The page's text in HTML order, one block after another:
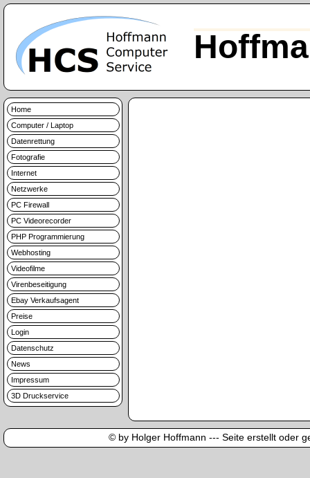
Home
Computer / Laptop
Datenrettung
Fotografie
Internet
Netzwerke
PC Firewall
PC Videorecorder
PHP Programmierung
Webhosting
Videofilme
Virenbeseitigung
Ebay Verkaufsagent
Preise
Login
Datenschutz
News
Impressum
3D Druckservice
© by Holger Hoffmann --- Seite erstellt oder